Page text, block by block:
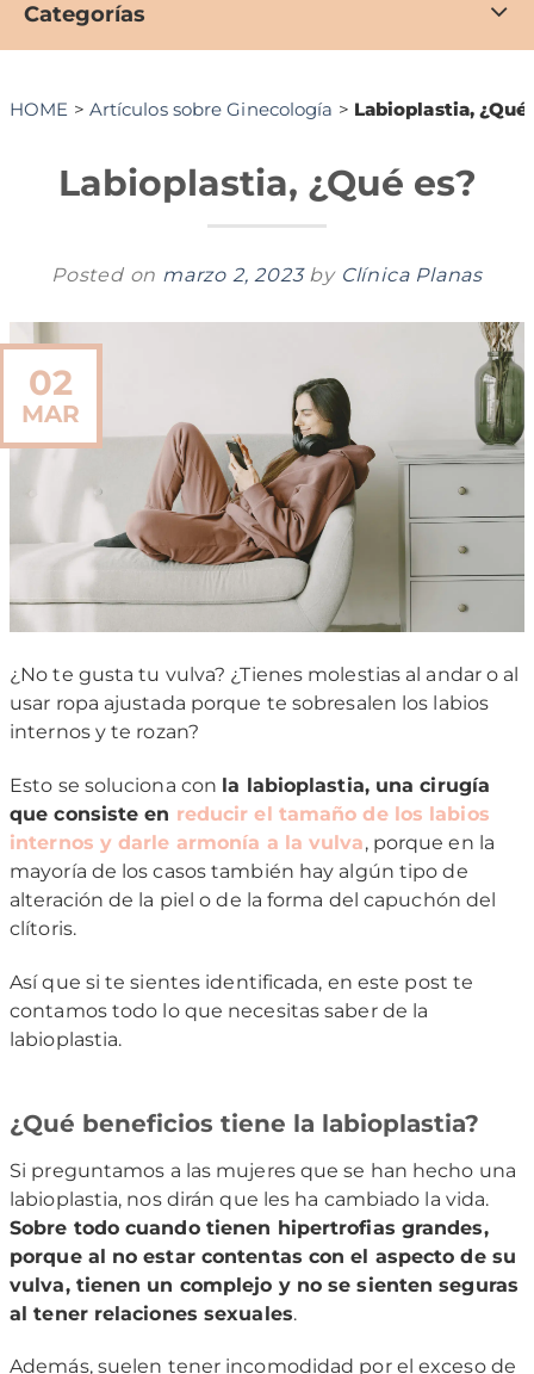
Categorías
HOME > Artículos sobre Ginecología > Labioplastia, ¿Qué
Labioplastia, ¿Qué es?
Posted on marzo 2, 2023 by Clínica Planas
02
MAR
¿No te gusta tu vulva? ¿Tienes molestias al andar o al
usar ropa ajustada porque te sobresalen los labios
internos y te rozan?
Esto se soluciona con la labioplastia, una cirugía
que consiste en reducir el tamaño de los labios
internos y darle armonía a la vulva, porque en la
mayoría de los casos también hay algún tipo de
alteración de la piel o de la forma del capuchón del
clítoris.
Así que si te sientes identificada, en este post te
contamos todo lo que necesitas saber de la
labioplastia.
¿Qué beneficios tiene la labioplastia?
Si preguntamos a las mujeres que se han hecho una
labioplastia, nos dirán que les ha cambiado la vida.
Sobre todo cuando tienen hipertrofias grandes,
porque al no estar contentas con el aspecto de su
vulva, tienen un complejo y no se sienten seguras
al tener relaciones sexuales.
Además, suelen tener incomodidad por el exceso de